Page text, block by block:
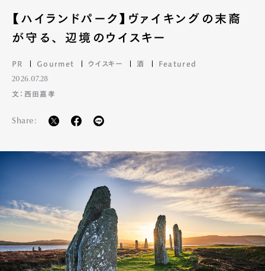
【ハイランドパーク】ヴァイキングの末裔
が守る、 辺境のウイスキー
PR Gourmet ウイスキー 酒 Featured
2026.07.28
文：西田嘉孝
Share: